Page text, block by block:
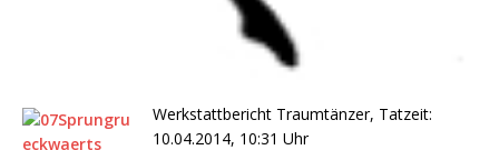
Werkstattbericht Traumtänzer, Tatzeit:
10.04.2014, 10:31 Uhr